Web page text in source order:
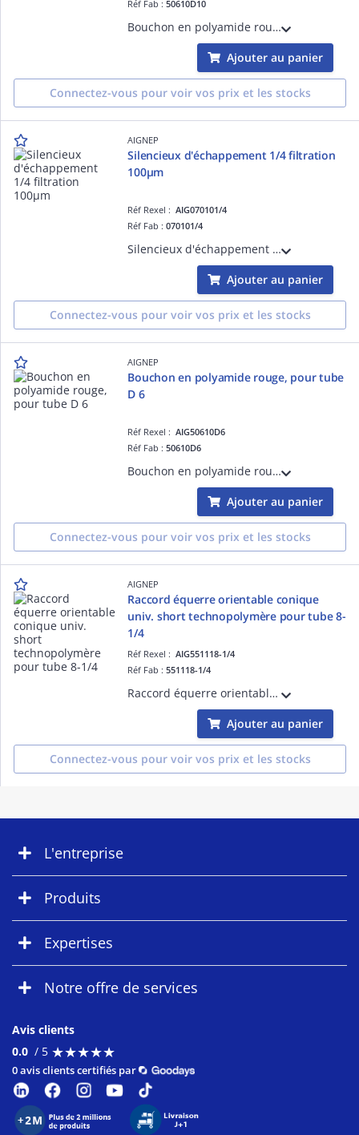
Réf Fab :50610D10
Bouchon en polyamide rouge, pour tube D 10
Ajouter au panier
Connectez-vous pour voir vos prix et les stocks
AIGNEP
Silencieux d'échappement 1/4 filtration
100µm
Réf Rexel :AIG070101/4
Réf Fab :070101/4
Silencieux d'échappement 1/4 filtration 100µm
Ajouter au panier
Connectez-vous pour voir vos prix et les stocks
AIGNEP
Bouchon en polyamide rouge, pour tube
D 6
Réf Rexel :AIG50610D6
Réf Fab :50610D6
Bouchon en polyamide rouge, pour tube D 6
Ajouter au panier
Connectez-vous pour voir vos prix et les stocks
AIGNEP
Raccord équerre orientable conique
univ. short technopolymère pour tube 8-
1/4
Réf Rexel :AIG551118-1/4
Réf Fab :551118-1/4
Raccord équerre orientable conique univ. short technopolymère pour tube 8-1/4
Ajouter au panier
Connectez-vous pour voir vos prix et les stocks
L'entreprise
Produits
Expertises
Notre offre de services
Avis clients
0.0 / 5 ★★★★★
★★★★★
0 avis clients certifiés par